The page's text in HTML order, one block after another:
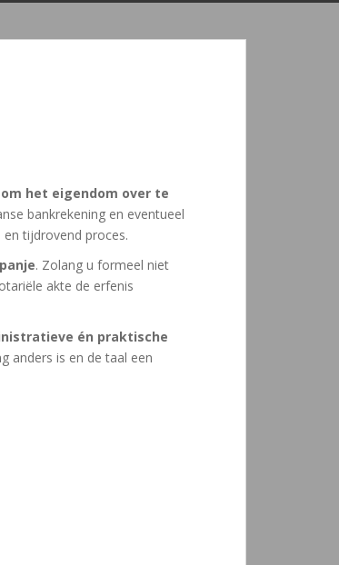
het eigendom over te
bankrekening en eventueel
tijdrovend proces.
. Zolang u formeel niet
akte de erfenis
én praktische
anders is en de taal een